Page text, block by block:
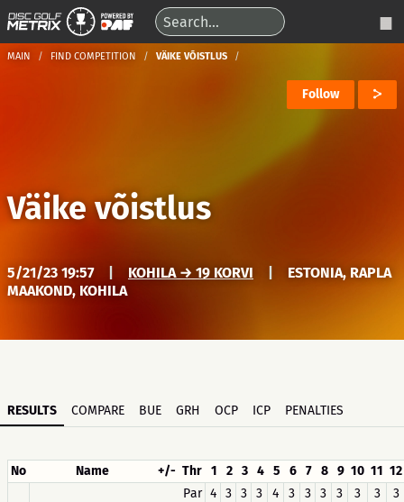
MAIN FIND COMPETITION VÄIKE VÕISTLUS
Follow
Väike võistlus
5/21/23 19:57 KOHILA → 19 KORVI
ESTONIA, RAPLA
MAAKOND, KOHILA
RESULTS COMPARE BUE GRH OCP ICP PENALTIES
No Name +/- Thr 1 2 3 4 5 6 7 8 9 10 11 12
Par 4 3 3 3 4 3 3 3 3 3 3
3